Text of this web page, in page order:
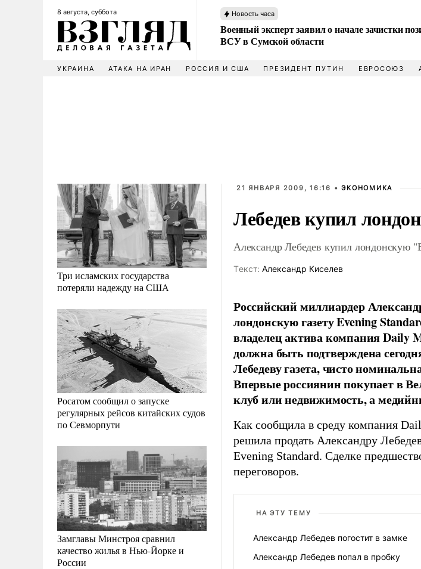
8 августа, суббота Новость часа
Военный эксперт заявил о начале зачистки
ВСУ в Сумской области
УКРАИНА АТАКА НА ИРАН РОССИЯ И США ПРЕЗИДЕНТ ПУТИН ЕВРОСОЮЗ
Три исламских государства
потеряли надежду на США
Росатом сообщил о запуске
регулярных рейсов китайских судов
по Севморпути
Замглавы Минстроя сравнил
качество жилья в Нью-Йорке и
России
21 ЯНВАРЯ 2009, 16:16 •ЭКОНОМИКА
Лебедев купил
Александр Лебедев купил лондонскую
Tекст: Александр Киселев
Российский миллиардер
лондонскую газету Evening
владелец актива компания Daily
должна быть подтверждена
Лебедеву газета, чисто
Впервые россиянин покупает в
клуб или недвижимость, а
Как сообщила в среду компания
решила продать Александру
Evening Standard. Сделке
переговоров.
НА ЭТУ ТЕМУ
Александр Лебедев погостит в замке
Александр Лебедев попал в пробку